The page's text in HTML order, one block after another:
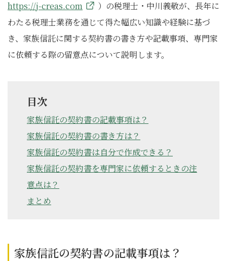
https://j-creas.com
）の税理士・中川義敬が、長年に
わたる税理士業務を通じて得た幅広い知識や経験に基づ
き、家族信託に関する契約書の書き方や記載事項、専門家
に依頼する際の留意点について説明します。
目次
家族信託の契約書の記載事項は？
家族信託の契約書の書き方は？
家族信託の契約書は自分で作成できる？
家族信託の契約書を専門家に依頼するときの注
意点は？
まとめ
家族信託の契約書の記載事項は？